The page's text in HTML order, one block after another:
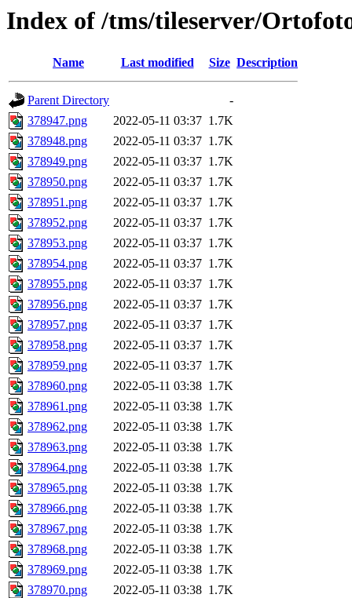
Index of /tms/tileserver/
Name Last modified Size Description
Parent Directory
-
378947.png
2022-05-11 03:37 1.7K
378948.png
2022-05-11 03:37 1.7K
378949.png
2022-05-11 03:37 1.7K
378950.png
2022-05-11 03:37 1.7K
378951.png
2022-05-11 03:37 1.7K
378952.png
2022-05-11 03:37 1.7K
378953.png
2022-05-11 03:37 1.7K
378954.png
2022-05-11 03:37 1.7K
378955.png
2022-05-11 03:37 1.7K
378956.png
2022-05-11 03:37 1.7K
378957.png
2022-05-11 03:37 1.7K
378958.png
2022-05-11 03:37 1.7K
378959.png
2022-05-11 03:37 1.7K
378960.png
2022-05-11 03:38 1.7K
378961.png
2022-05-11 03:38 1.7K
378962.png
2022-05-11 03:38 1.7K
378963.png
2022-05-11 03:38 1.7K
378964.png
2022-05-11 03:38 1.7K
378965.png
2022-05-11 03:38 1.7K
378966.png
2022-05-11 03:38 1.7K
378967.png
2022-05-11 03:38 1.7K
378968.png
2022-05-11 03:38 1.7K
378969.png
2022-05-11 03:38 1.7K
378970.png
2022-05-11 03:38 1.7K